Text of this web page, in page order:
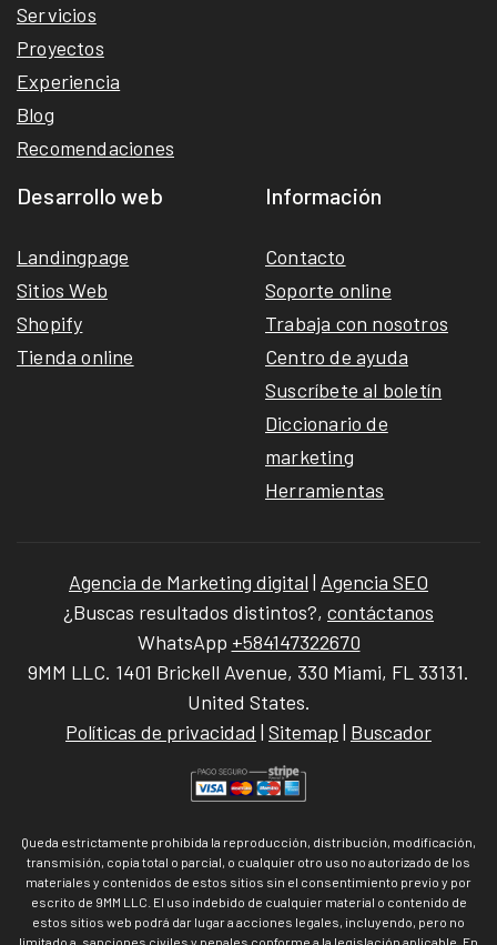
Servicios
Proyectos
Experiencia
Blog
Recomendaciones
Desarrollo web
Landingpage
Sitios Web
Shopify
Tienda online
Información
Contacto
Soporte online
Trabaja con nosotros
Centro de ayuda
Suscríbete al boletín
Diccionario de
marketing
Herramientas
Agencia de Marketing digital | Agencia SEO
¿Buscas resultados distintos?, contáctanos
WhatsApp +584147322670
9MM LLC. 1401 Brickell Avenue, 330 Miami, FL 33131.
United States.
Políticas de privacidad | Sitemap | Buscador
Queda estrictamente prohibida la reproducción, distribución, modificación,
transmisión, copia total o parcial, o cualquier otro uso no autorizado de los
materiales y contenidos de estos sitios sin el consentimiento previo y por
escrito de 9MM LLC. El uso indebido de cualquier material o contenido de
estos sitios web podrá dar lugar a acciones legales, incluyendo, pero no
limitado a, sanciones civiles y penales conforme a la legislación aplicable. En